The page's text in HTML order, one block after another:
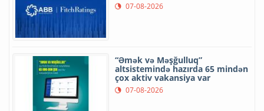
07-08-2026
“Əmək və Məşğulluq”
altsistemində hazırda 65 mindən
çox aktiv vakansiya var
07-08-2026